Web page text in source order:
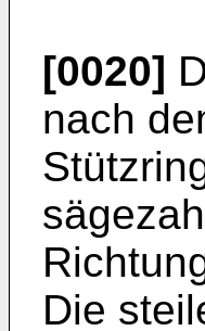
[0020]
nach
Die